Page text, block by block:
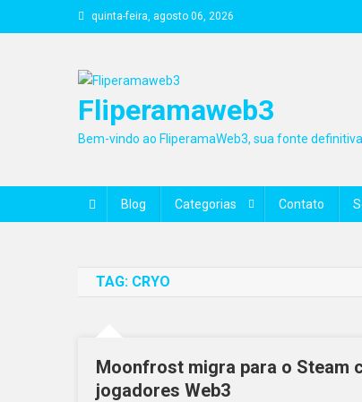
to
quinta-feira, agosto 06, 2026
Fliperamaweb3
Bem-vindo ao FliperamaWeb3, sua fonte
Blog Categorias Contato
TAG: CRYO
Moonfrost migra para o Steam
jogadores Web3